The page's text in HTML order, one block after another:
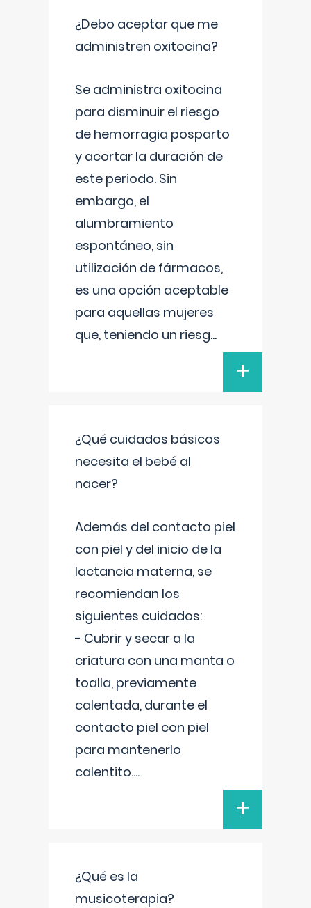
¿Debo aceptar que me
administren oxitocina?
Se administra oxitocina
para disminuir el riesgo
de hemorragia posparto
y acortar la duración de
este periodo. Sin
embargo, el
alumbramiento
espontáneo, sin
utilización de fármacos,
es una opción aceptable
para aquellas mujeres
que, teniendo un riesg...
+
¿Qué cuidados básicos
necesita el bebé al
nacer?
Además del contacto piel
con piel y del inicio de la
lactancia materna, se
recomiendan los
siguientes cuidados:
- Cubrir y secar a la
criatura con una manta o
toalla, previamente
calentada, durante el
contacto piel con piel
para mantenerlo
calentito....
+
¿Qué es la
musicoterapia?